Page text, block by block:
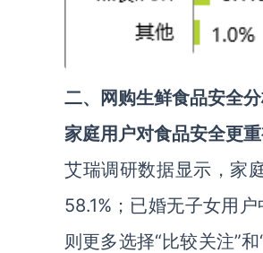
二、网购生鲜食品安全
家庭用户对食品安全更
艾瑞调研数据显示，家
58.1%；已婚无子女用
则更多选择“比较关注”